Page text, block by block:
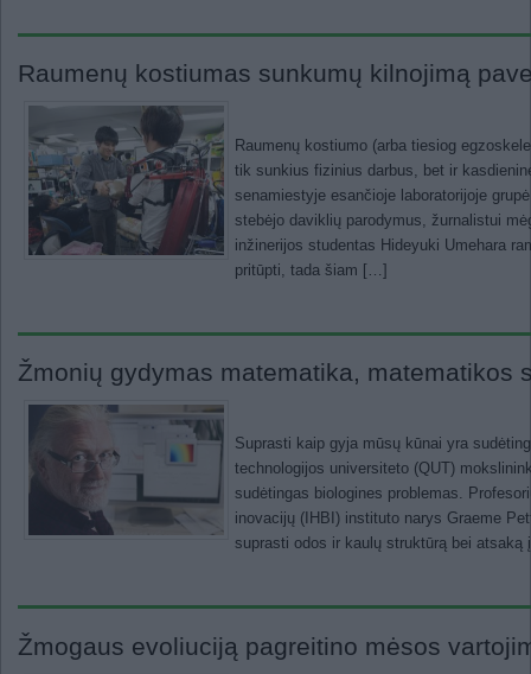
Raumenų kostiumas sunkumų kilnojimą
Raumenų kostiumo (arba tiesiog
tik sunkius fizinius darbus, bet ir
senamiestyje esančioje laboratorijoje
stebėjo daviklių parodymus, žurnalistui
inžinerijos studentas Hideyuki Umehara
pritūpti, tada šiam […]
Žmonių gydymas matematika, matematikos
Suprasti kaip gyja mūsų kūnai yra
technologijos universiteto (QUT)
sudėtingas biologines problemas.
inovacijų (IHBI) instituto narys Graeme
suprasti odos ir kaulų struktūrą bei
Žmogaus evoliuciją pagreitino mėsos